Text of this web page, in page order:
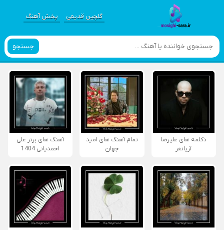
گلچین قدیمی پخش آهنگ
جستجو
دکلمه های علیرضا
آریانفر
تمام آهنگ های امید
جهان
آهنگ های برتر علی
احمدیانی 1404